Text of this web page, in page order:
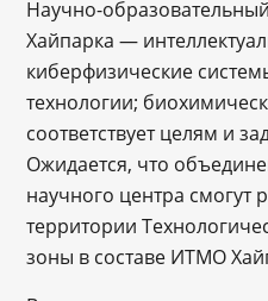
Научно-
Хайпарка —
киберфизические
технологии;
соответствует целям и
Ожидается, что
научного центра смогут
территории
зоны в составе ИТМО